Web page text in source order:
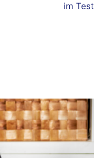
im Test